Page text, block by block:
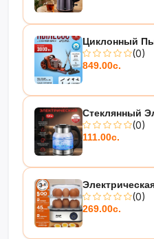
Циклонный
(0)
849.00с.
Стеклянный
(0)
111.00с.
(0)
269.00с.